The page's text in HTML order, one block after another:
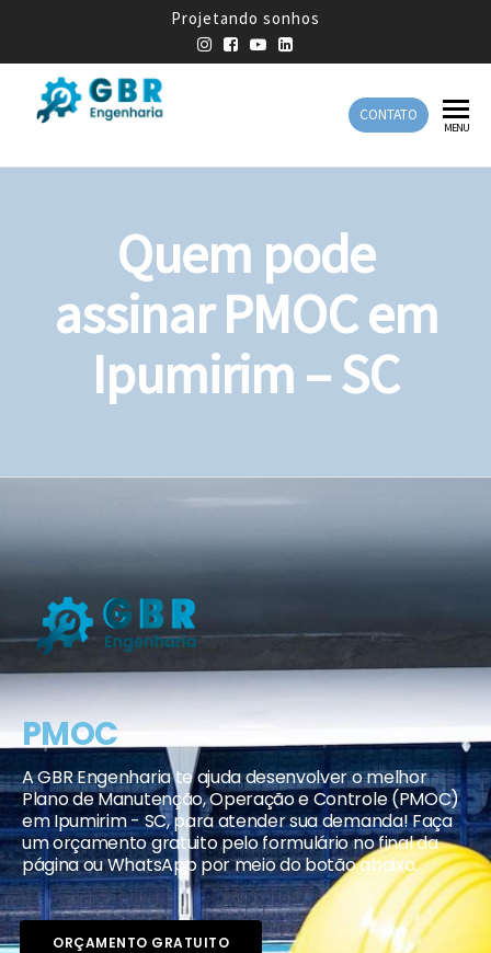
Projetando sonhos
Engenharia
Engenharia
CONTATO
MENU
Quem pode
assinar PMOC em
Ipumirim – SC
PMOC
A GBR Engenharia te ajuda desenvolver o melhor
Plano de Manutenção, Operação e Controle (PMOC)
em Ipumirim - SC, para atender sua demanda! Faça
um orçamento gratuito pelo formulário no final da
página ou WhatsApp por meio do botão abaixo.
ORÇAMENTO GRATUITO